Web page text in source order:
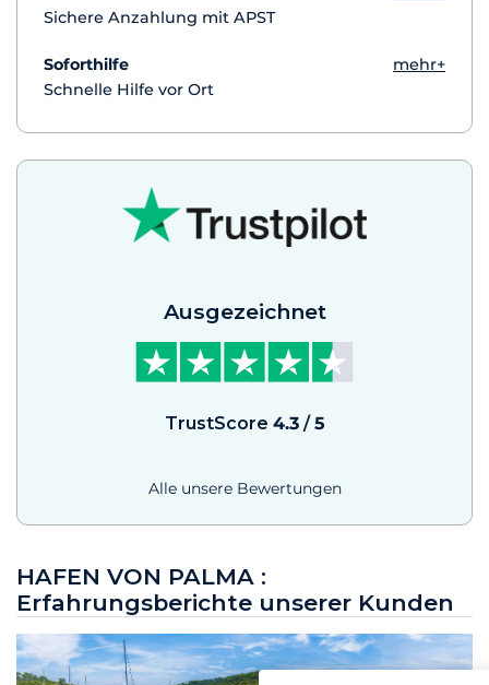
Sichere Anzahlung mit APST
Soforthilfe
mehr+
Schnelle Hilfe vor Ort
Ausgezeichnet
TrustScore 4.3/ 5
Alle unsere Bewertungen
HAFEN VON PALMA :
Erfahrungsberichte unserer Kunden